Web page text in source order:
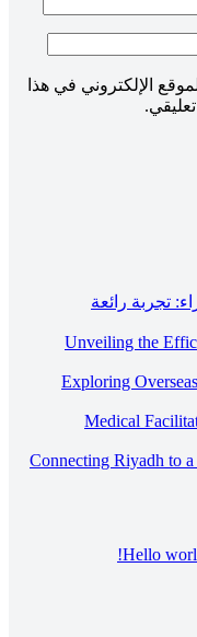
الإلكتروني في هذا
رائعة
Unveiling the
Exploring
Medical
Connecting Riyadh
Hello